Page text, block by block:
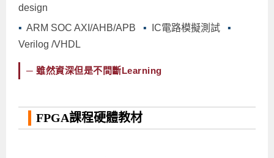
design
▪ ARM SOC AXI/AHB/APB ▪ IC電路模擬測試 ▪
Verilog /VHDL
─ 雖然資深但是不間斷Learning
FPGA課程硬體教材